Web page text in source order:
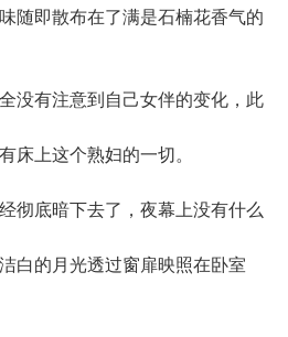
随即散布在了满是石楠花香气的
有注意到自己女伴的变化，此
床上这个熟妇的一切。
底暗下去了，夜幕上没有什么
白的月光透过窗扉映照在卧室